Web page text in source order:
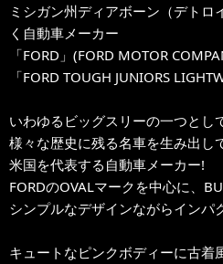
ミシガン州ディアボーン（デト
く自動車メーカー
「FORD」(FORD MOTOR
「FORD TOUGH JUNIORS
いわゆるビッグスリーの一つとし
様々な歴史に残る名車を生み出し
米国を代表する自動車メーカー!
FORDのOVALマークを中心に、
シンプルなデザインながらインパ
キュートなピンクボディーに古着